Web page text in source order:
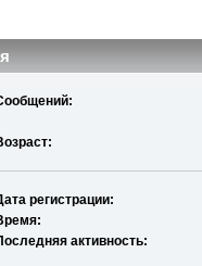
регистрации:
активность: